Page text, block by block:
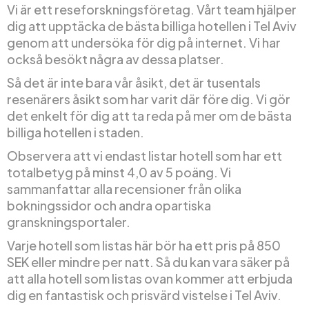
Vi är ett reseforskningsföretag. Vårt team hjälper
dig att upptäcka de bästa billiga hotellen i Tel Aviv
genom att undersöka för dig på internet. Vi har
också besökt några av dessa platser.
Så det är inte bara vår åsikt, det är tusentals
resenärers åsikt som har varit där före dig. Vi gör
det enkelt för dig att ta reda på mer om de bästa
billiga hotellen i staden.
Observera att vi endast listar hotell som har ett
totalbetyg på minst 4,0 av 5 poäng. Vi
sammanfattar alla recensioner från olika
bokningssidor och andra opartiska
granskningsportaler.
Varje hotell som listas här bör ha ett pris på 850
SEK eller mindre per natt. Så du kan vara säker på
att alla hotell som listas ovan kommer att erbjuda
dig en fantastisk och prisvärd vistelse i Tel Aviv.